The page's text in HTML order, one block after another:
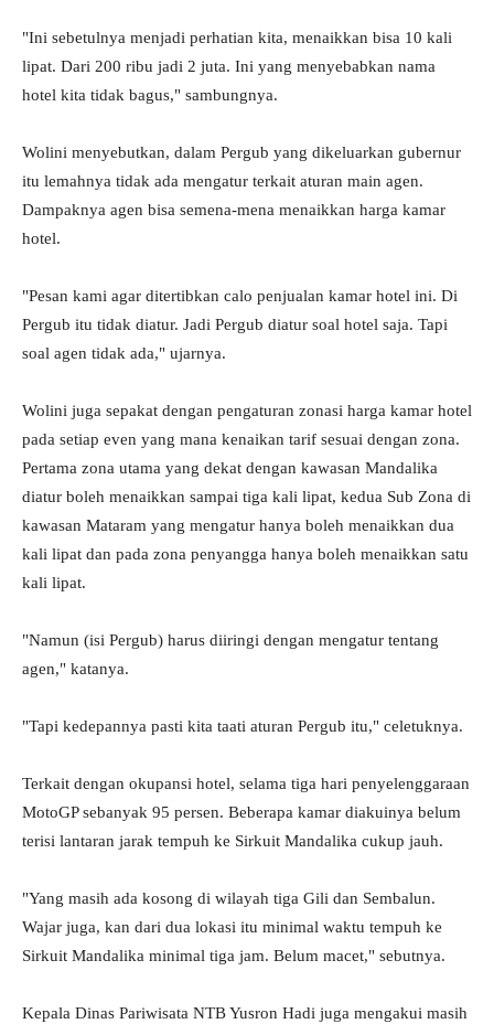
"Ini sebetulnya menjadi perhatian kita, menaikkan bisa 10 kali
lipat. Dari 200 ribu jadi 2 juta. Ini yang menyebabkan nama
hotel kita tidak bagus," sambungnya.
Wolini menyebutkan, dalam Pergub yang dikeluarkan gubernur
itu lemahnya tidak ada mengatur terkait aturan main agen.
Dampaknya agen bisa semena-mena menaikkan harga kamar
hotel.
"Pesan kami agar ditertibkan calo penjualan kamar hotel ini. Di
Pergub itu tidak diatur. Jadi Pergub diatur soal hotel saja. Tapi
soal agen tidak ada," ujarnya.
Wolini juga sepakat dengan pengaturan zonasi harga kamar hotel
pada setiap even yang mana kenaikan tarif sesuai dengan zona.
Pertama zona utama yang dekat dengan kawasan Mandalika
diatur boleh menaikkan sampai tiga kali lipat, kedua Sub Zona di
kawasan Mataram yang mengatur hanya boleh menaikkan dua
kali lipat dan pada zona penyangga hanya boleh menaikkan satu
kali lipat.
"Namun (isi Pergub) harus diiringi dengan mengatur tentang
agen," katanya.
"Tapi kedepannya pasti kita taati aturan Pergub itu," celetuknya.
Terkait dengan okupansi hotel, selama tiga hari penyelenggaraan
MotoGP sebanyak 95 persen. Beberapa kamar diakuinya belum
terisi lantaran jarak tempuh ke Sirkuit Mandalika cukup jauh.
"Yang masih ada kosong di wilayah tiga Gili dan Sembalun.
Wajar juga, kan dari dua lokasi itu minimal waktu tempuh ke
Sirkuit Mandalika minimal tiga jam. Belum macet," sebutnya.
Kepala Dinas Pariwisata NTB Yusron Hadi juga mengakui masih